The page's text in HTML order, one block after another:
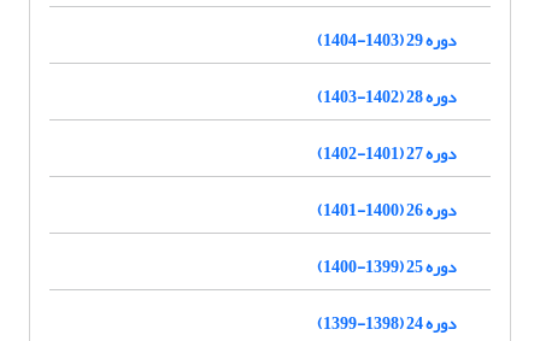
دوره 29 (1403-1404)
دوره 28 (1402-1403)
دوره 27 (1401-1402)
دوره 26 (1400-1401)
دوره 25 (1399-1400)
دوره 24 (1398-1399)